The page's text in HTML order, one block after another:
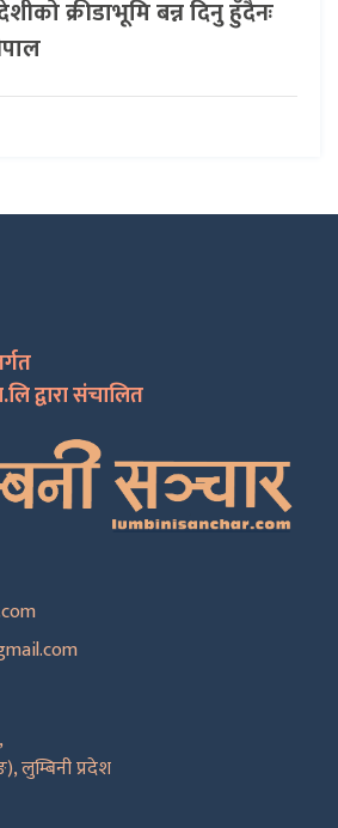
क्रीडाभूमि बन्न दिनु हुँदैनः
द्वारा संचालित
लुम्बिनी प्रदेश